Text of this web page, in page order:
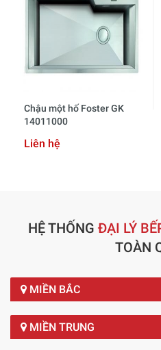
Chậu một hố Foster GK
14011000
Liên hệ
HỆ THỐNG ĐẠI LÝ
TOÀN
MIỀN BẮC
MIỀN TRUNG